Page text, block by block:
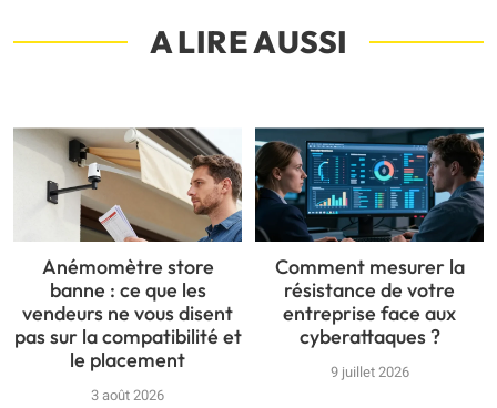
A LIRE AUSSI
Anémomètre store
banne : ce que les
vendeurs ne vous disent
pas sur la compatibilité et
le placement
3 août 2026
Comment mesurer la
résistance de votre
entreprise face aux
cyberattaques ?
9 juillet 2026